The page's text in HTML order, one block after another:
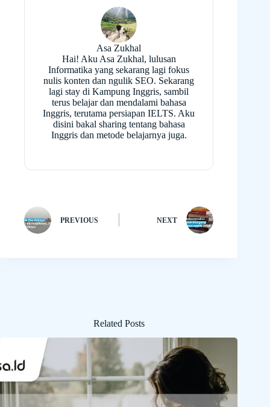
Asa Zukhal
Hai! Aku Asa Zukhal, lulusan
Informatika yang sekarang lagi fokus
nulis konten dan ngulik SEO. Sekarang
lagi stay di Kampung Inggris, sambil
terus belajar dan mendalami bahasa
Inggris, terutama persiapan IELTS. Aku
disini bakal sharing tentang bahasa
Inggris dan metode belajarnya juga.
PREVIOUS NEXT
Related Posts